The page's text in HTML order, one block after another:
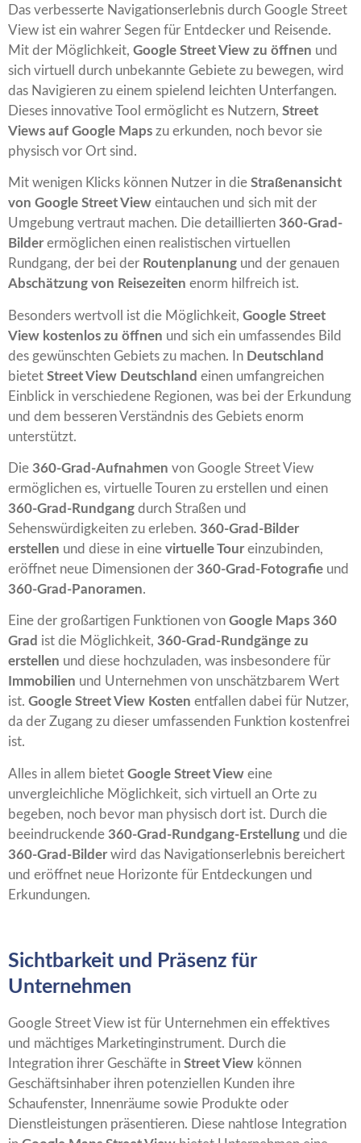
Das verbesserte Navigationserlebnis durch Google Street
View ist ein wahrer Segen für Entdecker und Reisende.
Mit der Möglichkeit, Google Street View zu öffnen und
sich virtuell durch unbekannte Gebiete zu bewegen, wird
das Navigieren zu einem spielend leichten Unterfangen.
Dieses innovative Tool ermöglicht es Nutzern, Street
Views auf Google Maps zu erkunden, noch bevor sie
physisch vor Ort sind.
Mit wenigen Klicks können Nutzer in die Straßenansicht
von Google Street View eintauchen und sich mit der
Umgebung vertraut machen. Die detaillierten 360-Grad-
Bilderermöglichen einen realistischen virtuellen
Rundgang, der bei der Routenplanung und der genauen
Abschätzung von Reisezeiten enorm hilfreich ist.
Besonders wertvoll ist die Möglichkeit, Google Street
View kostenlos zu öffnen und sich ein umfassendes Bild
des gewünschten Gebiets zu machen. In Deutschland
bietet Street View Deutschland einen umfangreichen
Einblick in verschiedene Regionen, was bei der Erkundung
und dem besseren Verständnis des Gebiets enorm
unterstützt.
Die 360-Grad-Aufnahmen von Google Street View
ermöglichen es, virtuelle Touren zu erstellen und einen
360-Grad-Rundgang durch Straßen und
Sehenswürdigkeiten zu erleben. 360-Grad-Bilder
erstellen und diese in eine virtuelle Toureinzubinden,
eröffnet neue Dimensionen der 360-Grad-Fotografie und
360-Grad-Panoramen.
Eine der großartigen Funktionen von Google Maps 360
Grad ist die Möglichkeit, 360-Grad-Rundgänge zu
erstellen und diese hochzuladen, was insbesondere für
Immobilien und Unternehmen von unschätzbarem Wert
ist. Google Street View Kosten entfallen dabei für Nutzer,
da der Zugang zu dieser umfassenden Funktion kostenfrei
ist.
Alles in allem bietet Google Street View eine
unvergleichliche Möglichkeit, sich virtuell an Orte zu
begeben, noch bevor man physisch dort ist. Durch die
beeindruckende 360-Grad-Rundgang-Erstellung und die
360-Grad-Bilderwird das Navigationserlebnis bereichert
und eröffnet neue Horizonte für Entdeckungen und
Erkundungen.
Sichtbarkeit und Präsenz für
Unternehmen
Google Street View ist für Unternehmen ein effektives
und mächtiges Marketinginstrument. Durch die
Integration ihrer Geschäfte in Street View können
Geschäftsinhaber ihren potenziellen Kunden ihre
Schaufenster, Innenräume sowie Produkte oder
Dienstleistungen präsentieren. Diese nahtlose Integration